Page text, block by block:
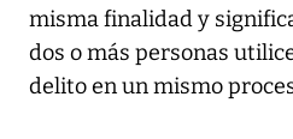
misma finalidad y
dos o más personas
delito en un mismo